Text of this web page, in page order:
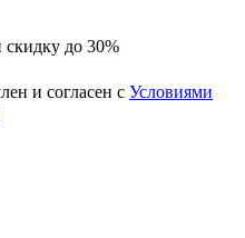
скидку до 30%
и согласен с Условиями